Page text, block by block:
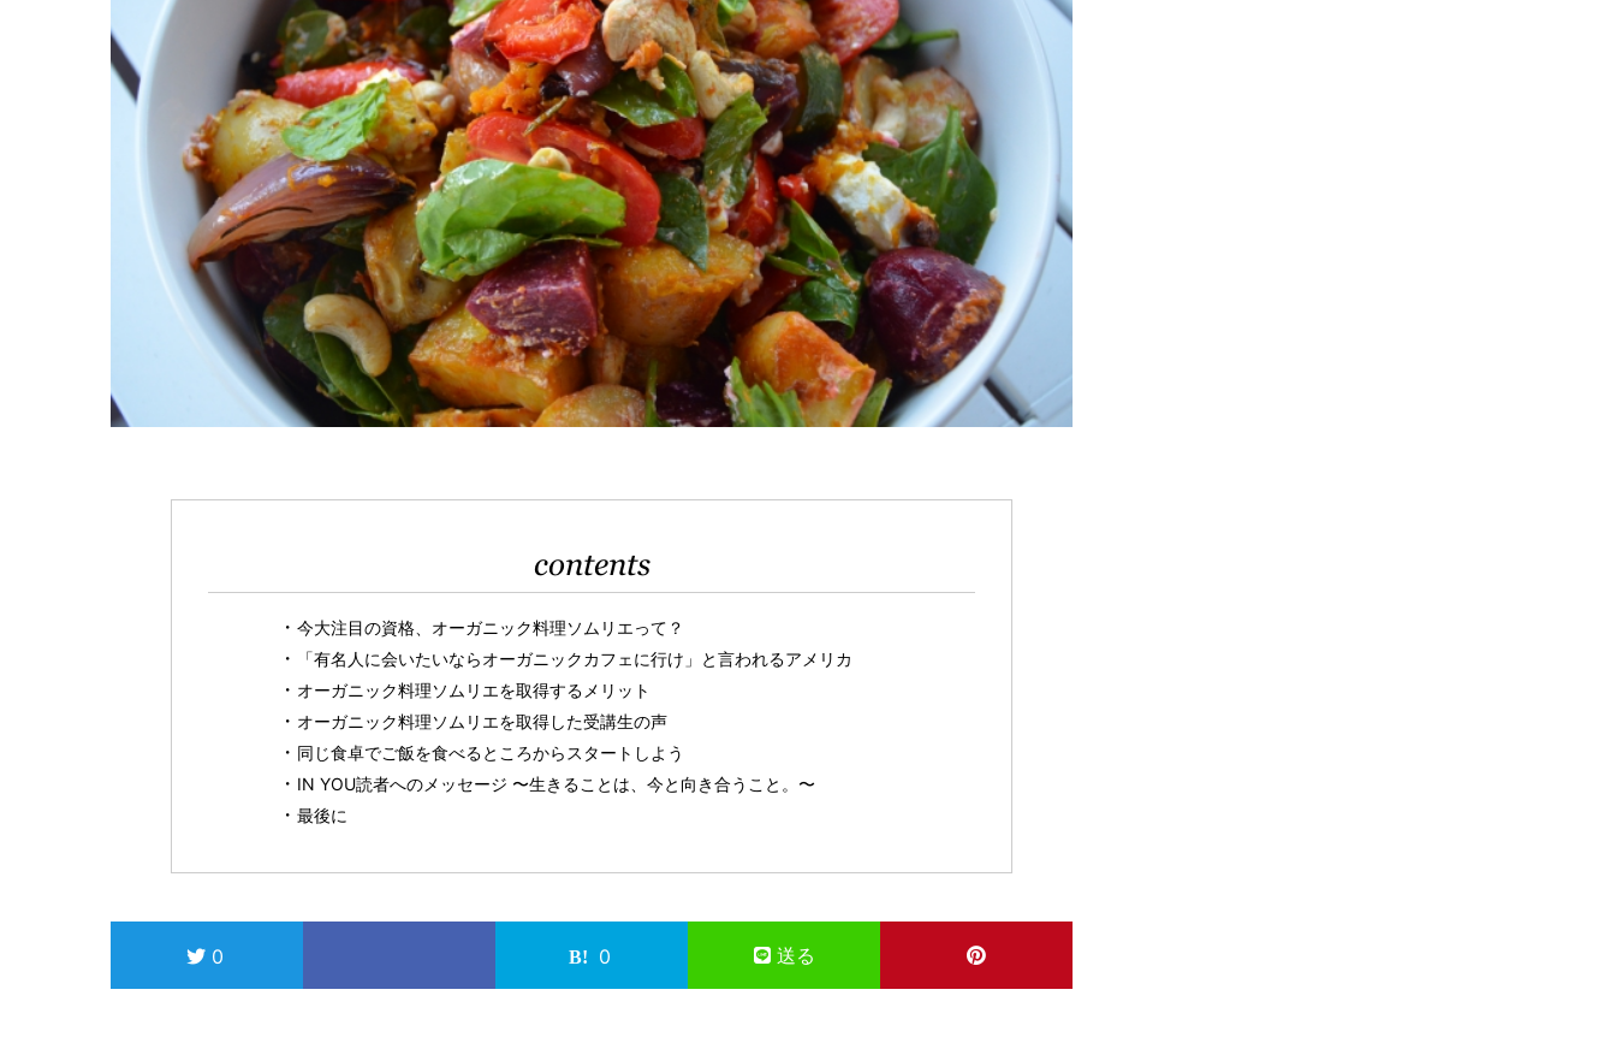
contents
今大注目の資格、オーガニック料理ソムリエって？
「有名人に会いたいならオーガニックカフェに行け」と言われるアメリカ
オーガニック料理ソムリエを取得するメリット
オーガニック料理ソムリエを取得した受講生の声
同じ食卓でご飯を食べるところからスタートしよう
IN YOU読者へのメッセージ 〜生きることは、今と向き合うこと。〜
最後に
0 0 送る